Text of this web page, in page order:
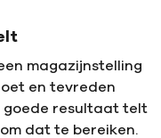
magazijnstelling
en tevreden
goede resultaat telt
dat te bereiken.